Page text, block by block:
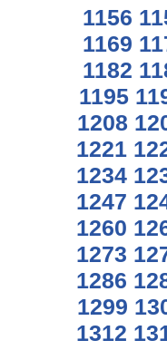
1156
1169
1182
1195
1208
1221
1234
1247
1260
1273
1286
1299
1312